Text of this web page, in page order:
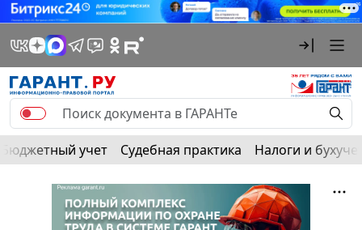
Бюджетный учет Судебная практика Налоги и